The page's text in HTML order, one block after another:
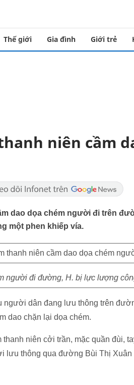
Thế giới Gia đình Giới trẻ
niên cầm
dao dọa chém người đi trên
một phen khiếp vía.
người đi đường, H. bị lực lượng
người dân đang lưu thông trên
dao chặn lại dọa chém.
niên cởi trần, mặc quần đùi,
lưu thông qua đường Bùi Thị